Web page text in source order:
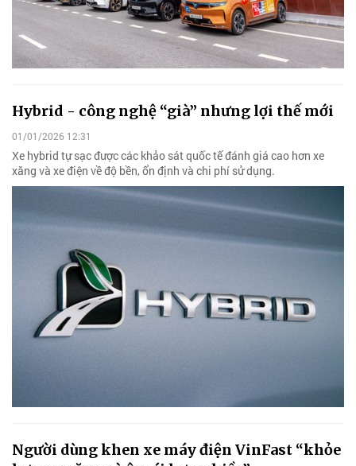
Hybrid - công nghệ “già” nhưng lợi thế mới
01/01/2026 12:31
Xe hybrid tự sạc được các khảo sát quốc tế đánh giá cao hơn xe
xăng và xe điện về độ bền, ổn định và chi phí sử dụng.
Người dùng khen xe máy điện VinFast “khỏe